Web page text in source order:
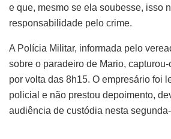
e que, mesmo se ela soubesse, isso
responsabilidade pelo crime.
A Polícia Militar, informada pelo
sobre o paradeiro de Mario,
por volta das 8h15. O empresário foi
policial e não prestou depoimento,
audiência de custódia nesta